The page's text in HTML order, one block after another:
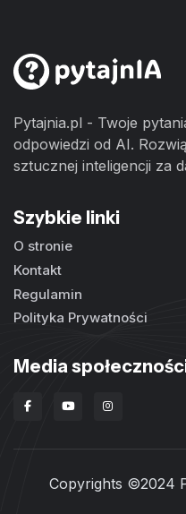
Pytajnia.pl - Twoje
odpowiedzi od AI.
sztucznej inteligencji za
Szybkie linki
O stronie
Kontakt
Regulamin
Polityka Prywatności
Media
Copyrights ©2024